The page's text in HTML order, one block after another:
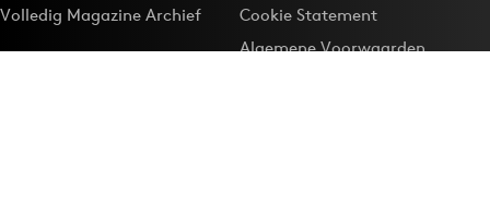
Volledig Magazine Archief
Cookie Statement
Algemene Voorwaarden